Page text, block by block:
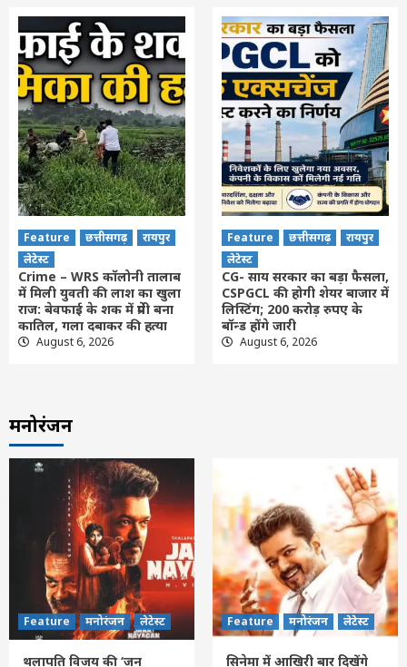
Feature छत्तीसगढ़
रायपुर
लेटेस्ट
Crime – WRS कॉलोनी तालाब
में मिली युवती की लाश का खुला
राज: बेवफाई के शक में प्रेमी बना
कातिल, गला दबाकर की हत्या
August 6, 2026
Feature छत्तीसगढ़
रायपुर
लेटेस्ट
CG- साय सरकार का बड़ा फैसला,
CSPGCL की होगी शेयर बाजार में
लिस्टिंग; 200 करोड़ रुपए के
बॉन्ड होंगे जारी
August 6, 2026
मनोरंजन
Feature मनोरंजन लेटेस्ट
थलापति विजय की ‘जन
Feature मनोरंजन लेटेस्ट
सिनेमा में आखिरी बार दिखेंगे